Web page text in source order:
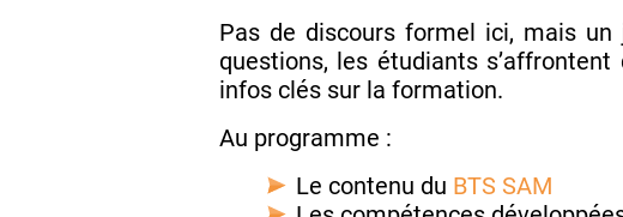
Pas de discours formel ici, mais un
questions, les étudiants
infos clés sur la formation.
Au programme :
Le contenu du BTS SAM